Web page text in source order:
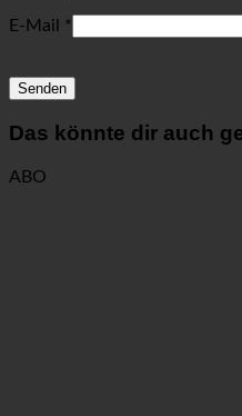
E-Mail *
Das könnte dir auch
ABO